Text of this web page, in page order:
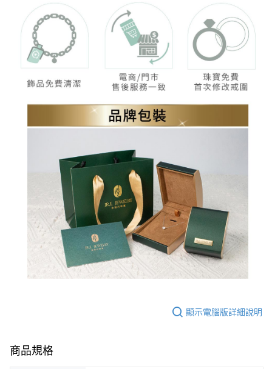
顯示電腦版詳細說明
商品規格